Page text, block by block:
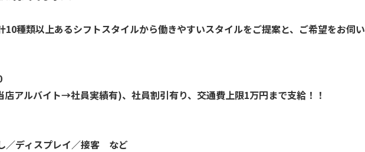
10種類以上あるシフトスタイルから働きやすいスタイルをご提案と、ご希望をお伺い
店アルバイト→社員実績有)、社員割引有り、交通費上限1万円まで支給！！
／ディスプレイ／接客 など